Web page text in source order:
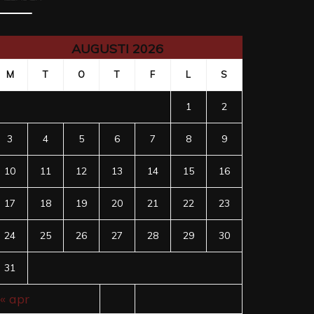
AUGUSTI 2026
M T O T F L S
1 2
3 4 5 6 7 8 9
10 11 12 13 14 15 16
17 18 19 20 21 22 23
24 25 26 27 28 29 30
31
« apr